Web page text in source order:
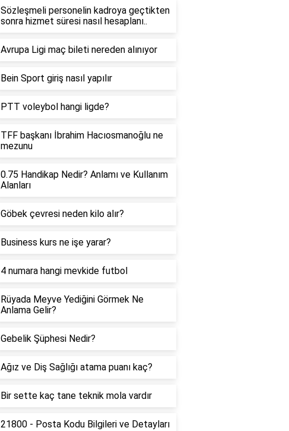
Sözleşmeli personelin kadroya geçtikten
sonra hizmet süresi nasıl hesaplanı..
Avrupa Ligi maç bileti nereden alınıyor
Bein Sport giriş nasıl yapılır
PTT voleybol hangi ligde?
TFF başkanı İbrahim Hacıosmanoğlu ne
mezunu
0.75 Handikap Nedir? Anlamı ve Kullanım
Alanları
Göbek çevresi neden kilo alır?
Business kurs ne işe yarar?
4 numara hangi mevkide futbol
Rüyada Meyve Yediğini Görmek Ne
Anlama Gelir?
Gebelik Şüphesi Nedir?
Ağız ve Diş Sağlığı atama puanı kaç?
Bir sette kaç tane teknik mola vardır
21800 - Posta Kodu Bilgileri ve Detayları